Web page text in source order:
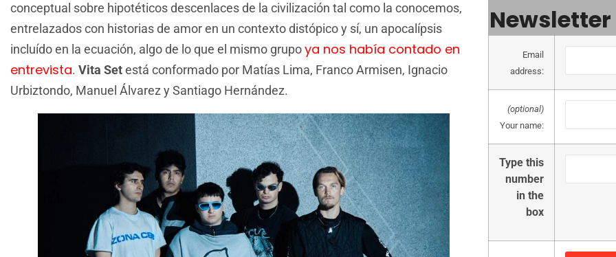
conceptual sobre hipotéticos descenlaces de la civilización tal como la conocemos,
entrelazados con historias de amor en un contexto distópico y sí, un apocalípsis
incluído en la ecuación, algo de lo que el mismo grupoya nos había contado en
entrevista. Vita Setestá conformado por Matías Lima, Franco Armisen, Ignacio
Urbiztondo, Manuel Álvarez y Santiago Hernández.
Newsletter
Email
address:
(optional)
Your name:
Type this
number
in the
box